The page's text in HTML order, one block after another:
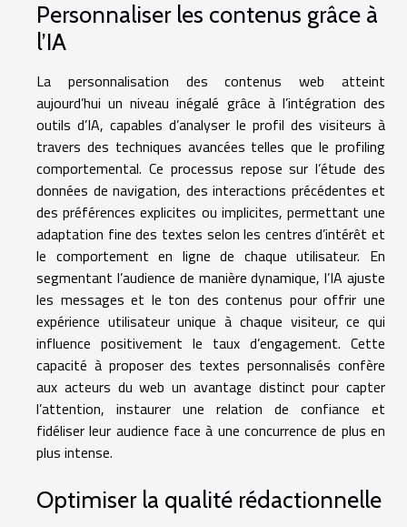
Personnaliser les contenus grâce à
l’IA
La personnalisation des contenus web atteint
aujourd’hui un niveau inégalé grâce à l’intégration des
outils d’IA, capables d’analyser le profil des visiteurs à
travers des techniques avancées telles que le profiling
comportemental. Ce processus repose sur l’étude des
données de navigation, des interactions précédentes et
des préférences explicites ou implicites, permettant une
adaptation fine des textes selon les centres d’intérêt et
le comportement en ligne de chaque utilisateur. En
segmentant l’audience de manière dynamique, l’IA ajuste
les messages et le ton des contenus pour offrir une
expérience utilisateur unique à chaque visiteur, ce qui
influence positivement le taux d’engagement. Cette
capacité à proposer des textes personnalisés confère
aux acteurs du web un avantage distinct pour capter
l’attention, instaurer une relation de confiance et
fidéliser leur audience face à une concurrence de plus en
plus intense.
Optimiser la qualité rédactionnelle